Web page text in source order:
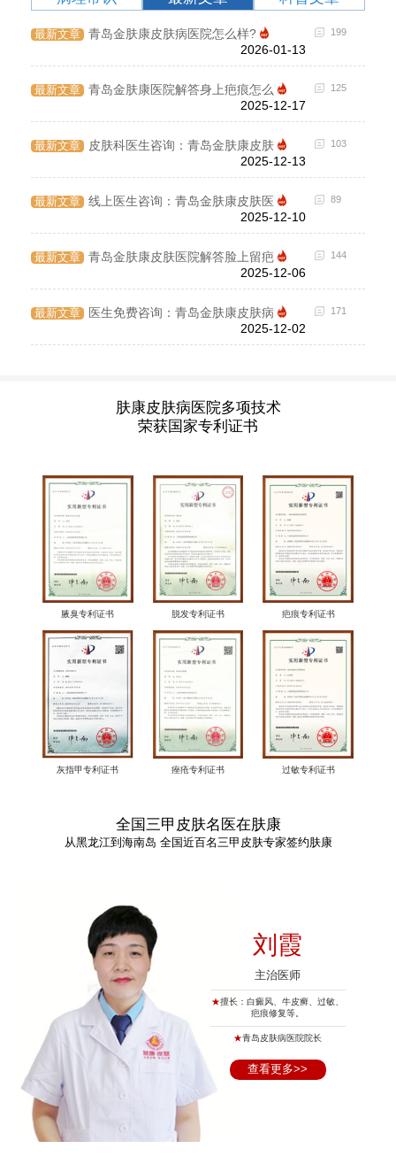
最新文章
青岛金肤康皮肤病医院怎么样?
2026-01-13
199
最新文章
青岛金肤康医院解答身上疤痕怎么
2025-12-17
125
最新文章
皮肤科医生咨询：青岛金肤康皮肤
2025-12-13
103
最新文章
线上医生咨询：青岛金肤康皮肤医
2025-12-10
89
最新文章
青岛金肤康皮肤医院解答脸上留疤
2025-12-06
144
最新文章
医生免费咨询：青岛金肤康皮肤病
2025-12-02
171
肤康皮肤病医院多项技术
荣获国家专利证书
腋臭专利证书 脱发专利证书 疤痕专利证书
灰指甲专利证书 痤疮专利证书 过敏专利证书
全国三甲皮肤名医在肤康
从黑龙江到海南岛 全国近百名三甲皮肤专家签约肤康
刘霞
主治医师
★擅长：白癜风、牛皮癣、过敏、
疤痕修复等。
★青岛皮肤病医院院长
查看更多>>